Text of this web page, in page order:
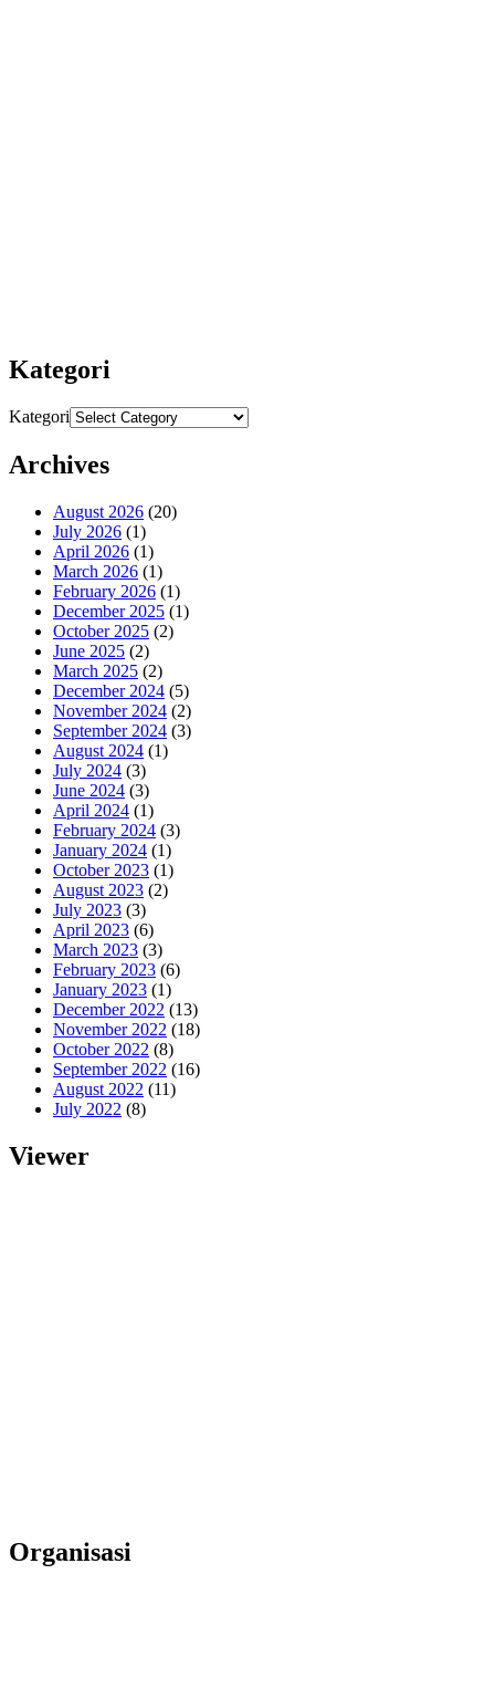
Kategori
Kategori
Archives
August 2026 (20)
July 2026 (1)
April 2026 (1)
March 2026 (1)
February 2026 (1)
December 2025 (1)
October 2025 (2)
June 2025 (2)
March 2025 (2)
December 2024 (5)
November 2024 (2)
September 2024 (3)
August 2024 (1)
July 2024 (3)
June 2024 (3)
April 2024 (1)
February 2024 (3)
January 2024 (1)
October 2023 (1)
August 2023 (2)
July 2023 (3)
April 2023 (6)
March 2023 (3)
February 2023 (6)
January 2023 (1)
December 2022 (13)
November 2022 (18)
October 2022 (8)
September 2022 (16)
August 2022 (11)
July 2022 (8)
Viewer
Organisasi